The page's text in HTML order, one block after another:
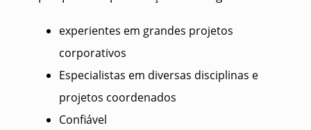
experientes em grandes projetos
corporativos
Especialistas em diversas disciplinas e
projetos coordenados
Confiável